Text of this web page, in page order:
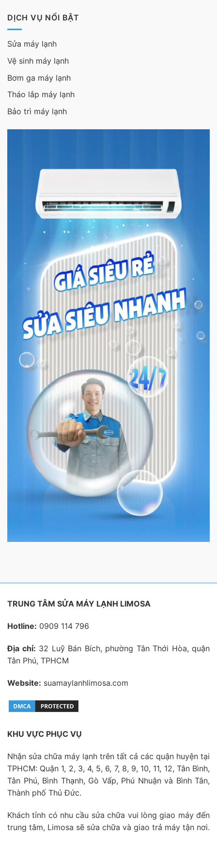
DỊCH VỤ NỔI BẬT
Sửa máy lạnh
Vệ sinh máy lạnh
Bơm ga máy lạnh
Tháo lắp máy lạnh
Bảo trì máy lạnh
TRUNG TÂM SỬA MÁY LẠNH LIMOSA
Hotline: 0909 114 796
Địa chỉ: 32 Luỹ Bán Bích, phường Tân Thới Hòa, quận
Tân Phú, TPHCM
Website: suamaylanhlimosa.com
KHU VỰC PHỤC VỤ
Nhận sửa chữa máy lạnh trên tất cả các quận huyện tại
TPHCM: Quận 1, 2, 3, 4, 5, 6, 7, 8, 9, 10, 11, 12, Tân Bình,
Tân Phú, Bình Thạnh, Gò Vấp, Phú Nhuận và Bình Tân,
Thành phố Thủ Đức.
Khách tỉnh có nhu cầu sửa chữa vui lòng giao máy đến
trung tâm, Limosa sẽ sửa chữa và giao trả máy tận nơi.